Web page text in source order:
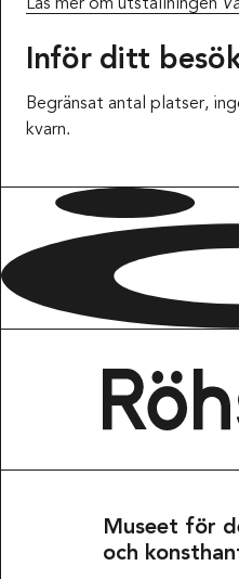
Läs mer om utställningen
Inför ditt
Begränsat antal platser,
kvarn.
Museet för
och